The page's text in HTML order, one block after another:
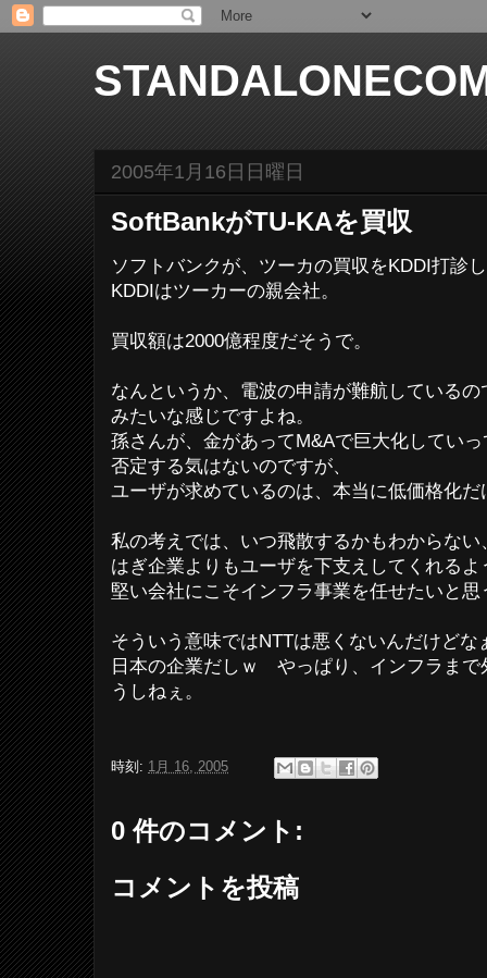
2005年1月16日日曜日
SoftBankがTU-KAを買収
ソフトバンクが、ツーカの買収をKDDI打診
KDDIはツーカーの親会社。
買収額は2000億程度だそうで。
なんというか、電波の申請が難航している
みたいな感じですよね。
孫さんが、金があってM&Aで巨大化してい
否定する気はないのですが、
ユーザが求めているのは、本当に低価格化
私の考えでは、いつ飛散するかもわからな
はぎ企業よりもユーザを下支えしてくれるよ
堅い会社にこそインフラ事業を任せたいと思
そういう意味ではNTTは悪くないんだけどな
日本の企業だしｗ やっぱり、インフラまで
うしねぇ。
時刻: 1月 16, 2005
0 件のコメント:
コメントを投稿